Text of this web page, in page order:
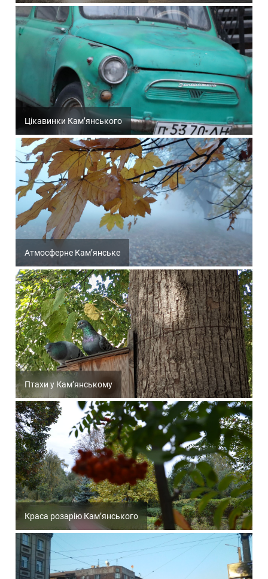
Цікавинки Кам’янського
Атмосферне Кам’янське
Птахи у Кам’янському
Краса розарію Кам’янського